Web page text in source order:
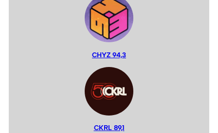
CHYZ 94,3
CKRL 89,1